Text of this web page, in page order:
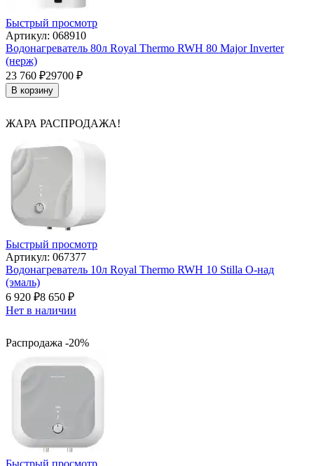
Быстрый просмотр
Артикул: 068910
Водонагреватель 80л Royal Thermo RWH 80 Major Inverter
(нерж)
23 760 ₽29700 ₽
В корзину
ЖАРА РАСПРОДАЖА!
Быстрый просмотр
Артикул: 067377
Водонагреватель 10л Royal Thermo RWH 10 Stilla O-над
(эмаль)
6 920 ₽8 650 ₽
Нет в наличии
Распродажа -20%
Быстрый просмотр